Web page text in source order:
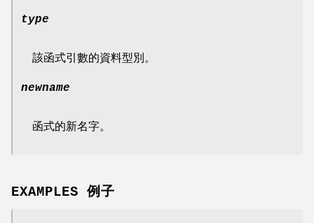
type
該函式引數的資料型別。
newname
函式的新名字。
EXAMPLES 例子